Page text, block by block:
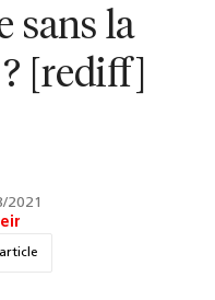
sans la
[rediff]
2021